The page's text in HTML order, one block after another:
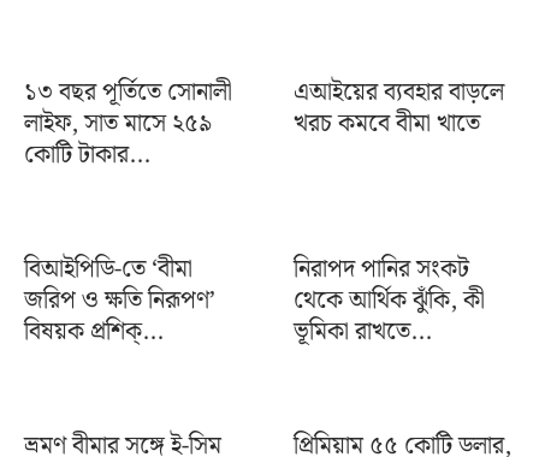
১৩ বছর পূর্তিতে সোনালী
লাইফ, সাত মাসে ২৫৯
কোটি টাকার...
এআইয়ের ব্যবহার বাড়লে
খরচ কমবে বীমা খাতে
বিআইপিডি-তে ‘বীমা
জরিপ ও ক্ষতি নিরূপণ’
বিষয়ক প্রশিক্...
নিরাপদ পানির সংকট
থেকে আর্থিক ঝুঁকি, কী
ভূমিকা রাখতে...
ভ্রমণ বীমার সঙ্গে ই-সিম
প্রিমিয়াম ৫৫ কোটি ডলার,